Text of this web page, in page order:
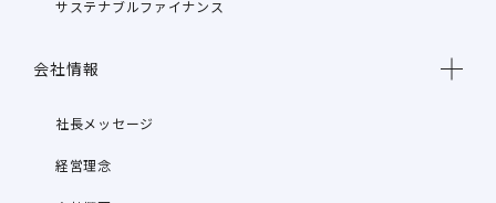
サステナブルファイナンス
会社情報
社長メッセージ
経営理念